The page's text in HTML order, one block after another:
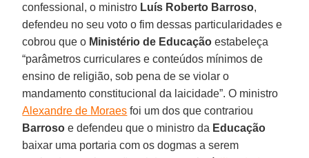
confessional, o ministro Luís Roberto Barroso,
defendeu no seu voto o fim dessas particularidades e
cobrou que o Ministério de Educação estabeleça
“parâmetros curriculares e conteúdos mínimos de
ensino de religião, sob pena de se violar o
mandamento constitucional da laicidade”. O ministro
Alexandre de Moraes foi um dos que contrariou
Barroso e defendeu que o ministro da Educação
baixar uma portaria com os dogmas a serem